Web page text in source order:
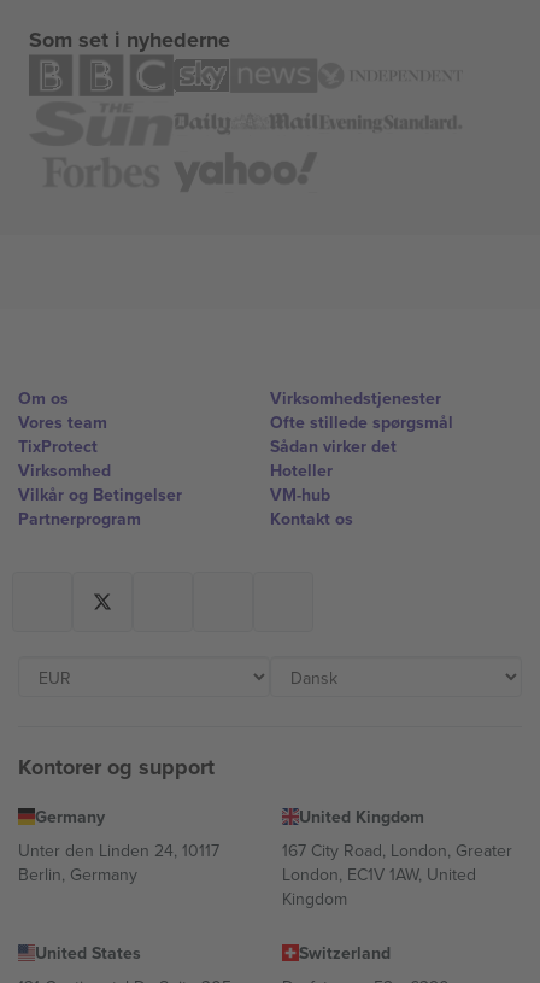
Som set i nyhederne
Om os
Vores team
TixProtect
Virksomhed
Vilkår og Betingelser
Partnerprogram
Virksomhedstjenester
Ofte stillede spørgsmål
Sådan virker det
Hoteller
VM-hub
Kontakt os
Kontorer og support
Germany
Unter den Linden 24, 10117
Berlin, Germany
United Kingdom
167 City Road, London, Greater
London, EC1V 1AW, United
Kingdom
United States
Switzerland